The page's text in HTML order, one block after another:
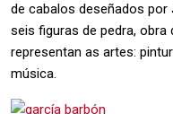
de cabalos deseñados por
seis figuras de pedra, obra
representan as artes:
música.